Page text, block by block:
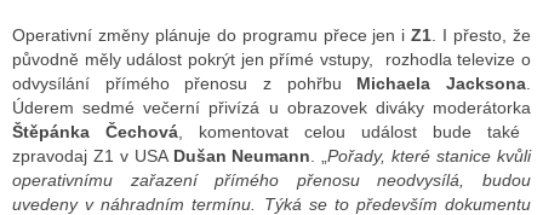
Operativní změny plánuje do programu přece jen iZ1 . I přesto, že
původně měly událost pokrýt jen přímé vstupy, rozhodla televize o
odvysílání přímého přenosu z pohřbu Michaela Jacksona
Úderem sedmé večerní přivízá u obrazovek diváky moderátorka
Štěpánka Čechová , komentovat celou událost bude také
zpravodaj Z1 v USA Dušan Neumann . „Pořady, které stanice kvůli
operativnímu zařazení přímého přenosu neodvysílá, budou
uvedeny v náhradním termínu. Týká se to především dokumentu